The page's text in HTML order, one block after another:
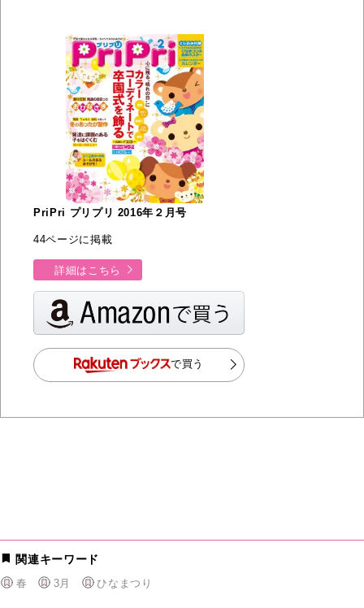
PriPri プリプリ 2016年２月号
44ページに掲載
詳細はこちら
で買う
関連キーワード
春 3月 ひなまつり